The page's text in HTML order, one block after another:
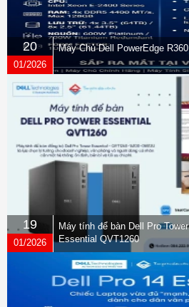
20
01/2026
Máy Chủ Dell PowerEdge R360
19
01/2026
Máy tính để bàn Dell Pro Tower
Essential QVT1260